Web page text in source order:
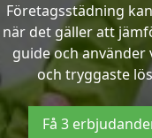
Företagsstädning
när det gäller att
guide och
och tryggaste
Få 3